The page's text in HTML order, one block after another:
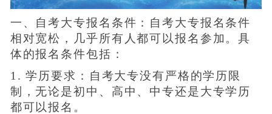
一、自考大专报名条件：自考大专报名条件
相对宽松，几乎所有人都可以报名参加。具
体的报名条件包括：
1. 学历要求：自考大专没有严格的学历限
制，无论是初中、高中、中专还是大专学历
都可以报名。